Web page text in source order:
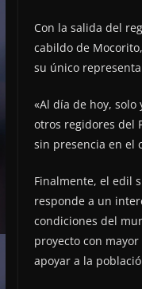
Con la salida del
cabildo de
su único
«Al día de hoy, solo
otros regidores del
sin presencia en el
Finalmente, el edil
responde a un
condiciones del
proyecto con
apoyar a la